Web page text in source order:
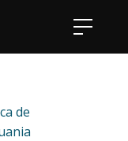
de